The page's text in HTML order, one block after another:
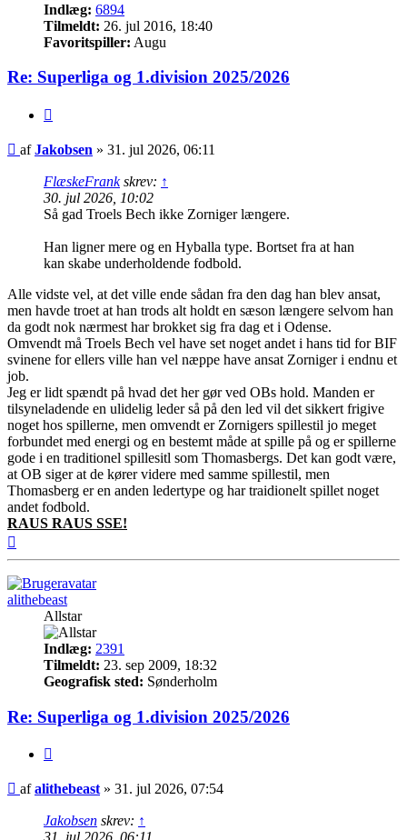
Indlæg: 6894
Tilmeldt: 26. jul 2016, 18:40
Favoritspiller: Augu
Re: Superliga og 1.division 2025/2026
Indlæg
afJakobsen » 31. jul 2026, 06:11
FlæskeFrankskrev: ↑
30. jul 2026, 10:02
Så gad Troels Bech ikke Zorniger længere.
Han ligner mere og en Hyballa type. Bortset fra at han
kan skabe underholdende fodbold.
Alle vidste vel, at det ville ende sådan fra den dag han blev ansat,
men havde troet at han trods alt holdt en sæson længere selvom han
da godt nok nærmest har brokket sig fra dag et i Odense.
Omvendt må Troels Bech vel have set noget andet i hans tid for BIF
svinene for ellers ville han vel næppe have ansat Zorniger i endnu et
job.
Jeg er lidt spændt på hvad det her gør ved OBs hold. Manden er
tilsyneladende en ulidelig leder så på den led vil det sikkert frigive
noget hos spillerne, men omvendt er Zornigers spillestil jo meget
forbundet med energi og en bestemt måde at spille på og er spillerne
gode i en traditionel spillesitl som Thomasbergs. Det kan godt være,
at OB siger at de kører videre med samme spillestil, men
Thomasberg er en anden ledertype og har traidionelt spillet noget
andet fodbold.
RAUS RAUS SSE!
alithebeast
Allstar
Indlæg: 2391
Tilmeldt: 23. sep 2009, 18:32
Geografisk sted: Sønderholm
Re: Superliga og 1.division 2025/2026
Indlæg
afalithebeast» 31. jul 2026, 07:54
Jakobsen skrev: ↑